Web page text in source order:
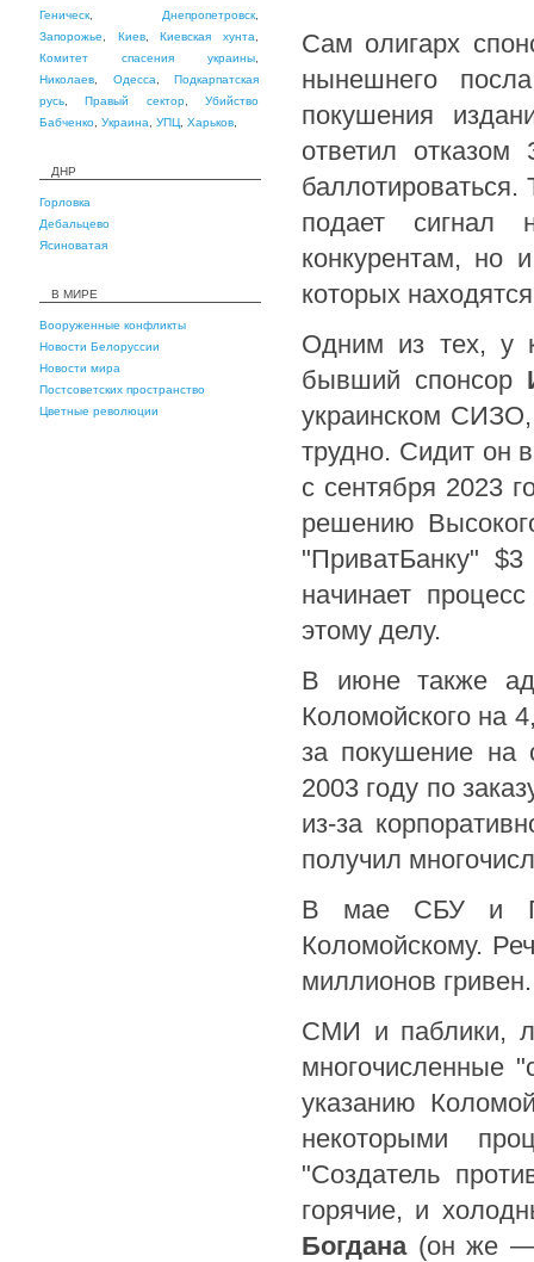
Геническ Днепропетровск
Запорожье
Киев,Киевская хунта
Комитет спасения украины
Николаев
Одесса
Подкарпатская
русь ,Правый сектор,Убийство
Бабченко Украина УПЦ Харьков
ДНР
Горловка
Дебальцево
Ясиноватая
В МИРЕ
Вооруженные конфликты
Новости Белоруссии
Новости мира
Постсоветских пространство
Цветные революции
Сам олигарх
нынешнего
покушения
ответил отказом
баллотироваться.
подает сигнал
конкурентам, но
которых
Одним из тех, у
бывший спонсор
украинском СИЗО,
трудно. Сидит он
с сентября 2023
решению
"ПриватБанку"
начинает
этому делу.
В июне также
Коломойского на
за покушение на
2003 году по
из-за
получил
В мае СБУ и
Коломойскому.
миллионов гривен.
СМИ и паблики,
многочисленные
указанию
некоторыми
"Создатель
горячие, и
Богдана(он же —